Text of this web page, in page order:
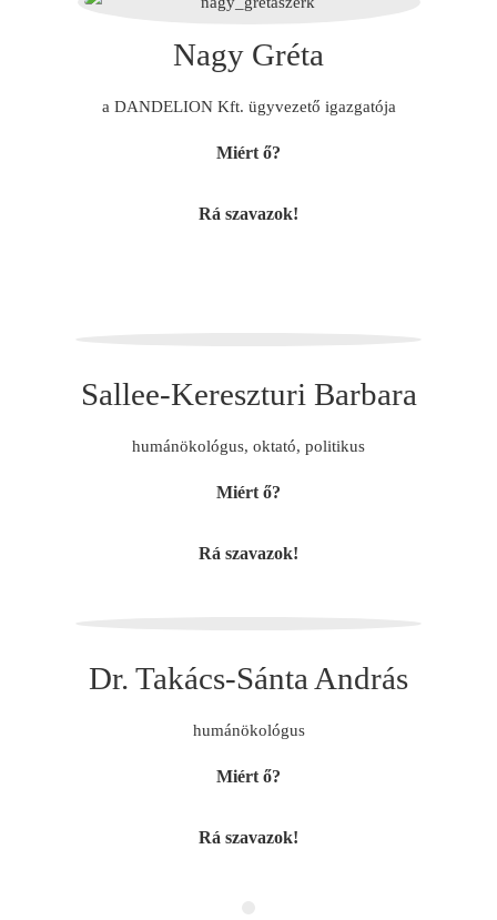
Nagy Gréta
a DANDELION Kft. ügyvezető igazgatója
Miért ő?
Rá szavazok!
Sallee-Kereszturi Barbara
humánökológus, oktató, politikus
Miért ő?
Rá szavazok!
Dr. Takács-Sánta András
humánökológus
Miért ő?
Rá szavazok!